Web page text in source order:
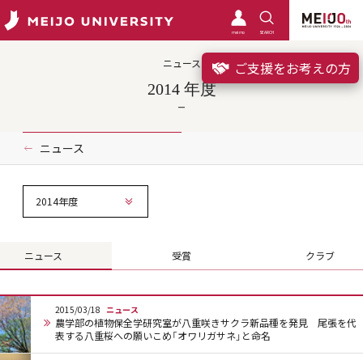
meimo SEARCH
ご支援をお考えの方
ニュース
2014 年度
ニュース
2014年度
ニュース 受賞 クラブ
2015/03/18 ニュース
農学部の植物保全学研究室が八重咲きサクラ新品種を発見 尾張を代
表する八重桜への願いこめ「オワリガサネ」と命名